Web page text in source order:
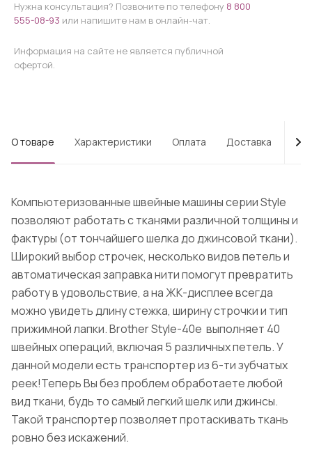
Нужна консультация? Позвоните по телефону 8 800
555-08-93 или напишите нам в онлайн-чат.
Информация на сайте не является публичной
офертой.
О товаре Характеристики Оплата Доставка
Компьютеризованные швейные машины серии Style
позволяют работать с тканями различной толщины и
фактуры (от тончайшего шелка до джинсовой ткани).
Широкий выбор строчек, несколько видов петель и
автоматическая заправка нити помогут превратить
работу в удовольствие, а на ЖК-дисплее всегда
можно увидеть длину стежка, ширину строчки и тип
прижимной лапки. Brother Style-40e выполняет 40
швейных операций, включая 5 различных петель. У
данной модели есть транспортер из 6-ти зубчатых
реек!Теперь Вы без проблем обработаете любой
вид ткани, будь то самый легкий шелк или джинсы.
Такой транспортер позволяет протаскивать ткань
ровно без искажений.